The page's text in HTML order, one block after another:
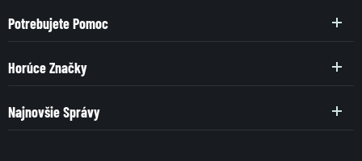
Potrebujete Pomoc
Horúce Značky
Najnovšie Správy